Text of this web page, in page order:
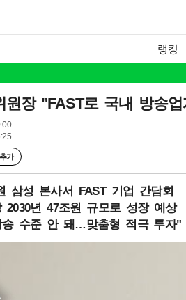
랭킹
원장 "FAST로 국내 방송
가
삼성 본사서 FAST 기업 간담회
2030년 47조원 규모로 성장 예상
송 수준 안 돼…맞춤형 적극 투자"